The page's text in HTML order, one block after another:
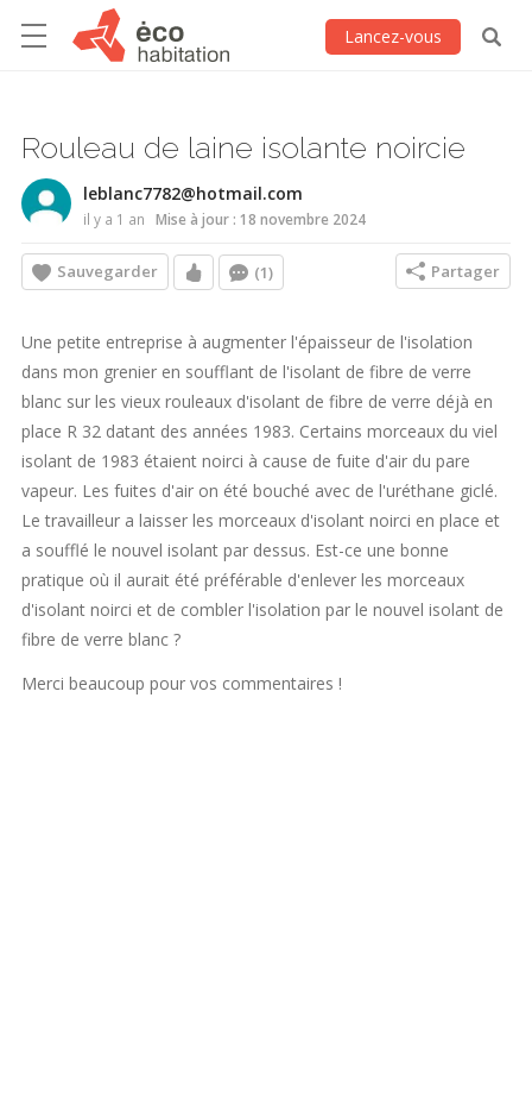
Lancez-vous
Rouleau de laine isolante noircie
leblanc7782@hotmail.com
il y a 1 an Mise à jour : 18 novembre 2024
Sauvegarder (1) Partager
Une petite entreprise à augmenter l'épaisseur de l'isolation
dans mon grenier en soufflant de l'isolant de fibre de verre
blanc sur les vieux rouleaux d'isolant de fibre de verre déjà en
place R 32 datant des années 1983. Certains morceaux du viel
isolant de 1983 étaient noirci à cause de fuite d'air du pare
vapeur. Les fuites d'air on été bouché avec de l'uréthane giclé.
Le travailleur a laisser les morceaux d'isolant noirci en place et
a soufflé le nouvel isolant par dessus. Est-ce une bonne
pratique où il aurait été préférable d'enlever les morceaux
d'isolant noirci et de combler l'isolation par le nouvel isolant de
fibre de verre blanc ?
Merci beaucoup pour vos commentaires !